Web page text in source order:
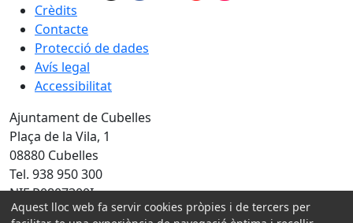
Crèdits
Contacte
Protecció de dades
Avís legal
Accessibilitat
Ajuntament de Cubelles
Plaça de la Vila, 1
08880 Cubelles
Tel. 938 950 300
NIF P0807300I
Aquest lloc web fa servir cookies pròpies i de tercers per